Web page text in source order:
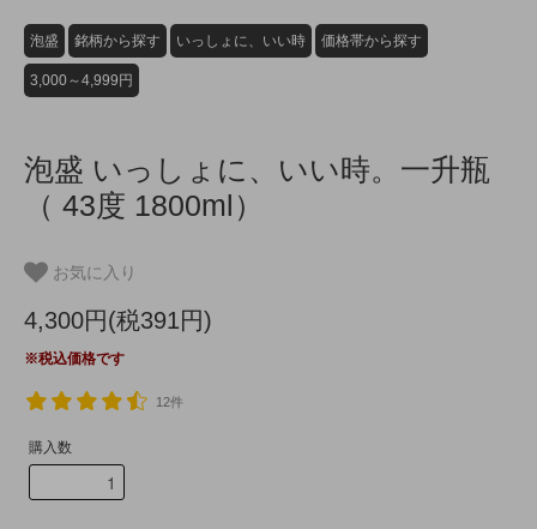
泡盛 銘柄から探す いっしょに、いい時 価格帯から探す
3,000～4,999円
泡盛 いっしょに、いい時。一升瓶
（ 43度 1800ml）
お気に入り
4,300円(税391円)
※税込価格です
12件
購入数